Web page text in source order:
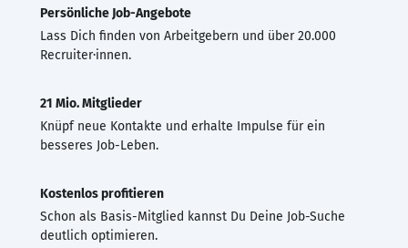
Persönliche Job-Angebote
Lass Dich finden von Arbeitgebern und über 20.000
Recruiter·innen.
21 Mio. Mitglieder
Knüpf neue Kontakte und erhalte Impulse für ein
besseres Job-Leben.
Kostenlos profitieren
Schon als Basis-Mitglied kannst Du Deine Job-Suche
deutlich optimieren.